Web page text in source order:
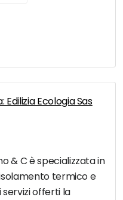
Ecologia Sas
& C è specializzata in
termico e
offerti la